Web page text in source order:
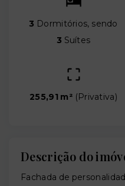
3 Dormitórios, sendo
3 Suítes
255,91 m² ( Privativa)
Descrição do
Fachada de